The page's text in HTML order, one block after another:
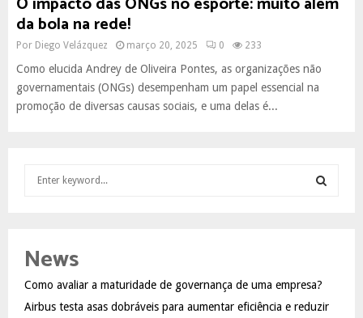
da bola na rede!
Por Diego Velázquez março 20, 2025 0 233
Como elucida Andrey de Oliveira Pontes, as organizações não
governamentais (ONGs) desempenham um papel essencial na
promoção de diversas causas sociais, e uma delas é...
h
o
r
R
News
Como avaliar a maturidade de governança de uma empresa?
Airbus testa asas dobráveis para aumentar eficiência e reduzir